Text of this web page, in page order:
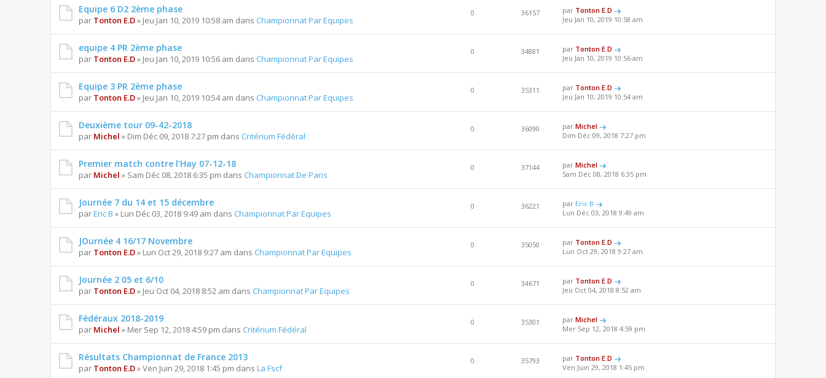
Equipe 6 D2 2ème phase
par Tonton E.D» Jeu Jan 10, 2019 10:58 am dans Championnat Par Equipes
0 36157 par Tonton E.D
Jeu Jan 10, 2019 10:58 am
equipe 4 PR 2ème phase
par Tonton E.D» Jeu Jan 10, 2019 10:56 am dans Championnat Par Equipes
0 34881 par Tonton E.D
Jeu Jan 10, 2019 10:56 am
Equipe 3 PR 2ème phase
par Tonton E.D» Jeu Jan 10, 2019 10:54 am dans Championnat Par Equipes
0 35311 par Tonton E.D
Jeu Jan 10, 2019 10:54 am
Deuxième tour 09-42-2018
par Michel » Dim Déc 09, 2018 7:27 pm dans Critérium Fédéral
0 36090 parMichel
Dim Déc 09, 2018 7:27 pm
Premier match contre l'Hay 07-12-18
par Michel » Sam Déc 08, 2018 6:35 pm dans Championnat De Paris
0 37144 parMichel
Sam Déc 08, 2018 6:35 pm
Journée 7 du 14 et 15 décembre
parEric B » Lun Déc 03, 2018 9:49 am dans Championnat Par Equipes
0 36221 par Eric B
Lun Déc 03, 2018 9:49 am
JOurnée 4 16/17 Novembre
par Tonton E.D» Lun Oct 29, 2018 9:27 am dans Championnat Par Equipes
0 35050 par Tonton E.D
Lun Oct 29, 2018 9:27 am
Journée 2 05 et 6/10
par Tonton E.D» Jeu Oct 04, 2018 8:52 am dans Championnat Par Equipes
0 34671 par Tonton E.D
Jeu Oct 04, 2018 8:52 am
Fédéraux 2018-2019
par Michel » Mer Sep 12, 2018 4:59 pm dans Critérium Fédéral
0 35301 parMichel
Mer Sep 12, 2018 4:59 pm
Résultats Championnat de France 2013
par Tonton E.D» Ven Juin 29, 2018 1:45 pm dans La Fscf
0 35793 par Tonton E.D
Ven Juin 29, 2018 1:45 pm